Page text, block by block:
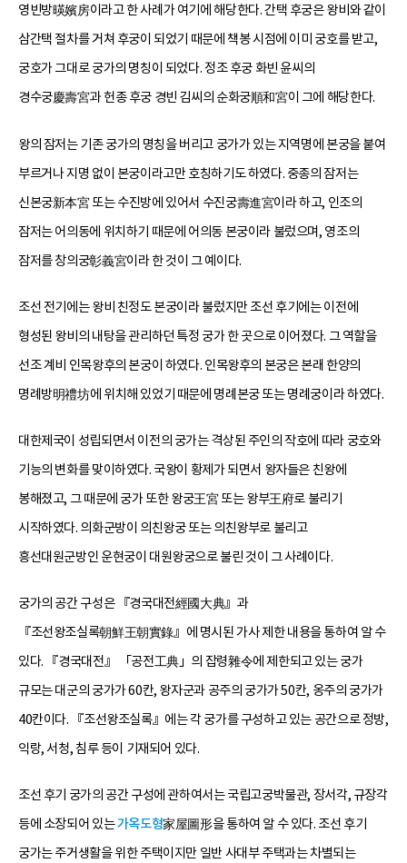
영빈방暎嬪房이라고 한 사례가 여기에 해당한다. 간택 후궁은 왕비와 같이
삼간택 절차를 거쳐 후궁이 되었기 때문에 책봉 시점에 이미 궁호를 받고,
궁호가 그대로 궁가의 명칭이 되었다. 정조 후궁 화빈 윤씨의
경수궁慶壽宮과 헌종 후궁 경빈 김씨의 순화궁順和宮이 그에 해당한다.
왕의 잠저는 기존 궁가의 명칭을 버리고 궁가가 있는 지역명에 본궁을 붙여
부르거나 지명 없이 본궁이라고만 호칭하기도 하였다. 중종의 잠저는
신본궁新本宮 또는 수진방에 있어서 수진궁壽進宮이라 하고, 인조의
잠저는 어의동에 위치하기 때문에 어의동 본궁이라 불렀으며, 영조의
잠저를 창의궁彰義宮이라 한 것이 그 예이다.
조선 전기에는 왕비 친정도 본궁이라 불렀지만 조선 후기에는 이전에
형성된 왕비의 내탕을 관리하던 특정 궁가 한 곳으로 이어졌다. 그 역할을
선조 계비 인목왕후의 본궁이 하였다. 인목왕후의 본궁은 본래 한양의
명례방明禮坊에 위치해 있었기 때문에 명례본궁 또는 명례궁이라 하였다.
대한제국이 성립되면서 이전의 궁가는 격상된 주인의 작호에 따라 궁호와
기능의 변화를 맞이하였다. 국왕이 황제가 되면서 왕자들은 친왕에
봉해졌고, 그 때문에 궁가 또한 왕궁王宮 또는 왕부王府로 불리기
시작하였다. 의화군방이 의친왕궁 또는 의친왕부로 불리고
흥선대원군방인 운현궁이 대원왕궁으로 불린 것이 그 사례이다.
궁가의 공간 구성은 『경국대전經國大典』과
『조선왕조실록朝鮮王朝實錄』에 명시된 가사 제한 내용을 통하여 알 수
있다. 『경국대전』 「공전工典」의 잡령雜令에 제한되고 있는 궁가
규모는 대군의 궁가가 60칸, 왕자군과 공주의 궁가가 50칸, 옹주의 궁가가
40칸이다. 『조선왕조실록』에는 각 궁가를 구성하고 있는 공간으로 정방,
익랑, 서청, 침루 등이 기재되어 있다.
조선 후기 궁가의 공간 구성에 관하여서는 국립고궁박물관, 장서각, 규장각
등에 소장되어 있는가옥도형家屋圖形을 통하여 알 수 있다. 조선 후기
궁가는 주거생활을 위한 주택이지만 일반 사대부 주택과는 차별되는